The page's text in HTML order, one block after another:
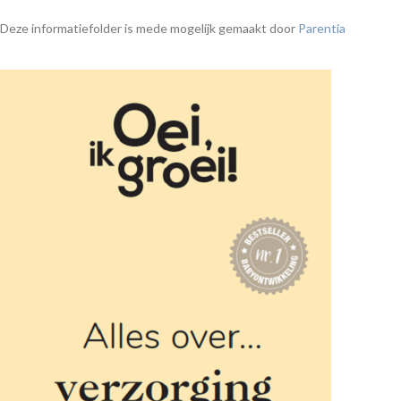
Deze informatiefolder is mede mogelijk gemaakt door Parentia